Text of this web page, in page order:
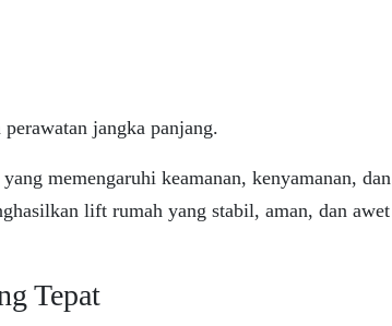
jangka panjang.
memengaruhi keamanan, kenyamanan, dan
lift rumah yang stabil, aman, dan awet
Tepat